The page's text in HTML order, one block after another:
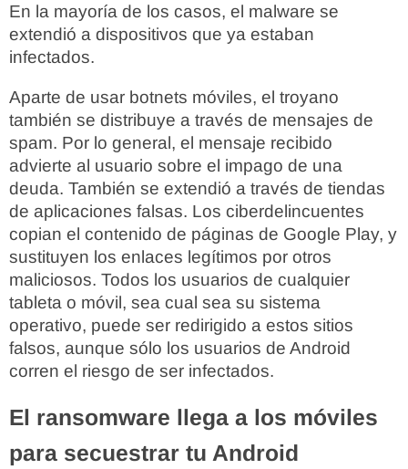
En la mayoría de los casos, el malware se
extendió a dispositivos que ya estaban
infectados.
Aparte de usar botnets móviles, el troyano
también se distribuye a través de mensajes de
spam. Por lo general, el mensaje recibido
advierte al usuario sobre el impago de una
deuda. También se extendió a través de tiendas
de aplicaciones falsas. Los ciberdelincuentes
copian el contenido de páginas de Google Play, y
sustituyen los enlaces legítimos por otros
maliciosos. Todos los usuarios de cualquier
tableta o móvil, sea cual sea su sistema
operativo, puede ser redirigido a estos sitios
falsos, aunque sólo los usuarios de Android
corren el riesgo de ser infectados.
El ransomware llega a los móviles
para secuestrar tu Android